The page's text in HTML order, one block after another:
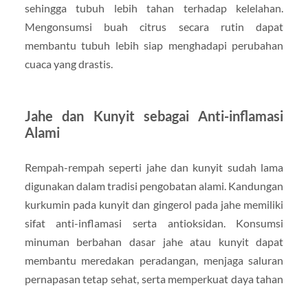
sehingga tubuh lebih tahan terhadap kelelahan.
Mengonsumsi buah citrus secara rutin dapat
membantu tubuh lebih siap menghadapi perubahan
cuaca yang drastis.
Jahe dan Kunyit sebagai Anti-inflamasi
Alami
Rempah-rempah seperti jahe dan kunyit sudah lama
digunakan dalam tradisi pengobatan alami. Kandungan
kurkumin pada kunyit dan gingerol pada jahe memiliki
sifat anti-inflamasi serta antioksidan. Konsumsi
minuman berbahan dasar jahe atau kunyit dapat
membantu meredakan peradangan, menjaga saluran
pernapasan tetap sehat, serta memperkuat daya tahan